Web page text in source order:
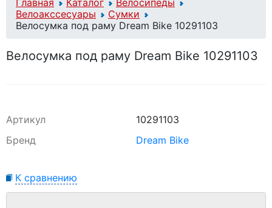
Главная Каталог
Велосипеды
Велоакссесуары
Сумки
Велосумка под раму Dream Bike 10291103
Велосумка под раму Dream Bike 10291103
Артикул
10291103
Бренд
Dream Bike
К сравнению